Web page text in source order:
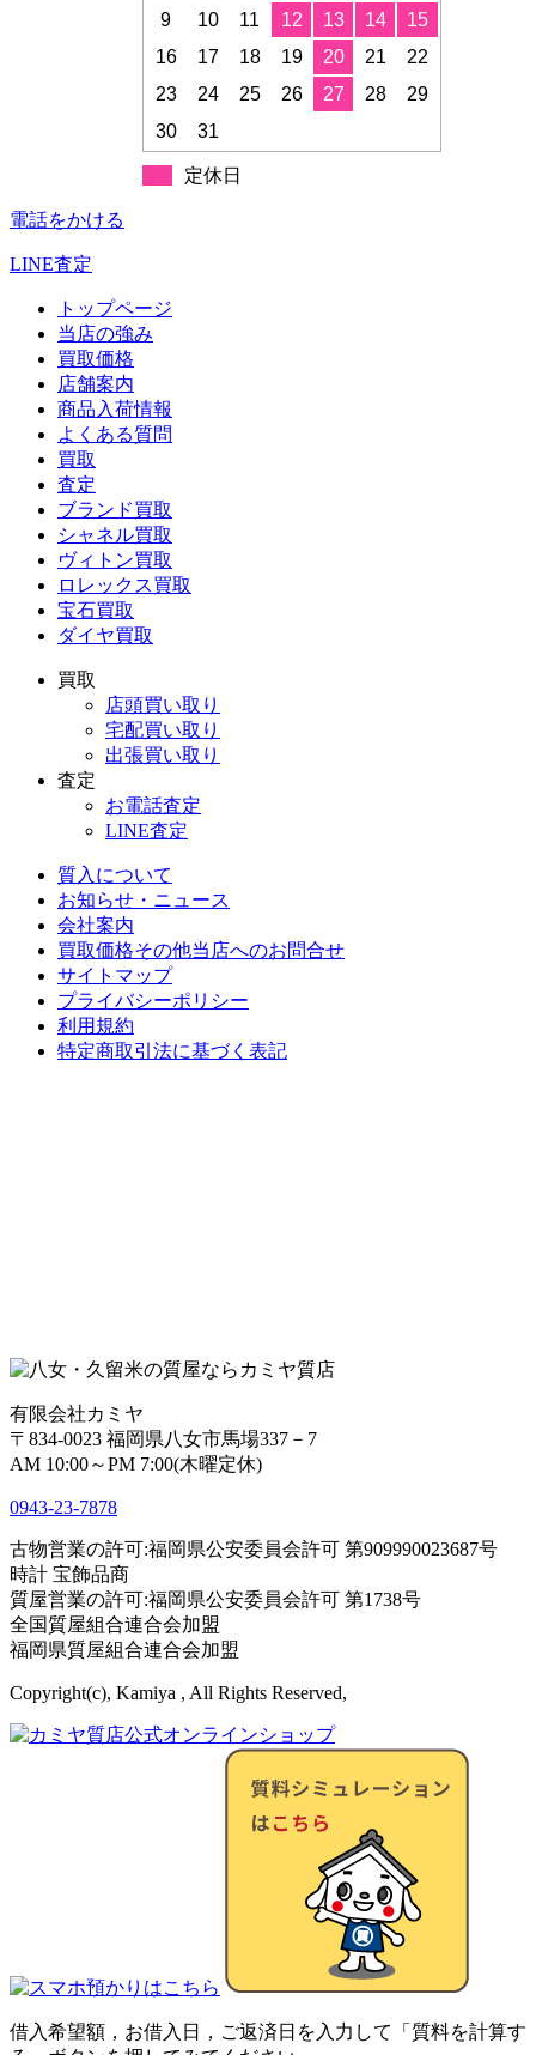
9
10 11 12 13 14
15
16
17 18 19 20 21
22
23
24 25 26 27 28
29
30
31
定休日
電話をかける
LINE査定
トップページ
当店の強み
買取価格
店舗案内
商品入荷情報
よくある質問
買取
査定
ブランド買取
シャネル買取
ヴィトン買取
ロレックス買取
宝石買取
ダイヤ買取
買取
店頭買い取り
宅配買い取り
出張買い取り
査定
お電話査定
LINE査定
質入について
お知らせ・ニュース
会社案内
買取価格その他当店へのお問合せ
サイトマップ
プライバシーポリシー
利用規約
特定商取引法に基づく表記
有限会社カミヤ
〒834-0023 福岡県八女市馬場337－7
AM 10:00～PM 7:00(木曜定休)
0943-23-7878
古物営業の許可:福岡県公安委員会許可 第909990023687号
時計 宝飾品商
質屋営業の許可:福岡県公安委員会許可 第1738号
全国質屋組合連合会加盟
福岡県質屋組合連合会加盟
Copyright(c), Kamiya , All Rights Reserved,
借入希望額，お借入日，ご返済日を入力して「質料を計算す